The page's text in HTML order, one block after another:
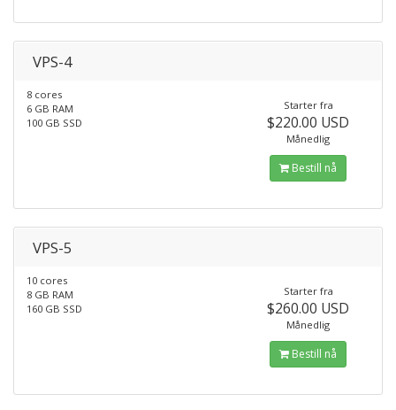
VPS-4
8 cores
6 GB RAM
100 GB SSD
Starter fra
$220.00 USD
Månedlig
Bestill nå
VPS-5
10 cores
8 GB RAM
160 GB SSD
Starter fra
$260.00 USD
Månedlig
Bestill nå